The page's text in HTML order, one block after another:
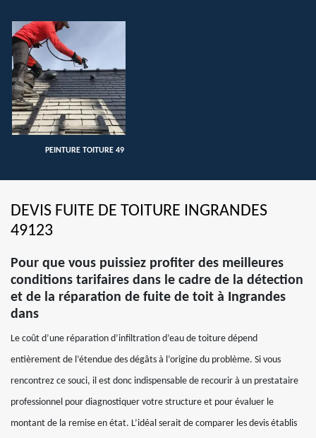
PEINTURE TOITURE 49
DEVIS FUITE DE TOITURE INGRANDES
49123
Pour que vous puissiez profiter des meilleures
conditions tarifaires dans le cadre de la détection
et de la réparation de fuite de toit à Ingrandes
dans
Le coût d’une réparation d’infiltration d’eau de toiture dépend
entièrement de l’étendue des dégâts à l’origine du problème. Si vous
rencontrez ce souci, il est donc indispensable de recourir à un prestataire
professionnel pour diagnostiquer votre structure et pour évaluer le
montant de la remise en état. L’idéal serait de comparer les devis établis